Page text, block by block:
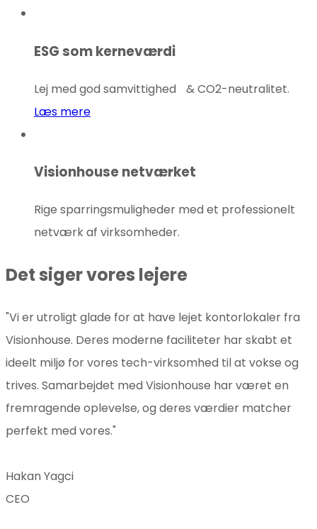
ESG som kerneværdi
Lej med god samvittighed & CO2-neutralitet.
Læs mere
Visionhouse netværket
Rige sparringsmuligheder med et professionelt
netværk af virksomheder.
Det siger vores lejere
"Vi er utroligt glade for at have lejet kontorlokaler fra
Visionhouse. Deres moderne faciliteter har skabt et
ideelt miljø for vores tech-virksomhed til at vokse og
trives. Samarbejdet med Visionhouse har været en
fremragende oplevelse, og deres værdier matcher
perfekt med vores."
Hakan Yagci
CEO